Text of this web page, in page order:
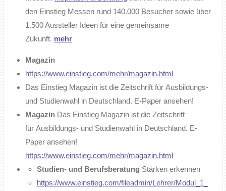
den Einstieg Messen rund 140.000 Besucher sowie über
1.500 Aussteller Ideen für eine gemeinsame
Zukunft. mehr
Magazin
https://www.einstieg.com/mehr/magazin.html
Das Einstieg Magazin ist die Zeitschrift für Ausbildungs-
und Studienwahl in Deutschland. E-Paper ansehen!
Magazin Das Einstieg Magazin ist die Zeitschrift
für Ausbildungs- und Studienwahl in Deutschland. E-
Paper ansehen!
https://www.einstieg.com/mehr/magazin.html
Studien- und Berufsberatung Stärken erkennen
https://www.einstieg.com/fileadmin/Lehrer/Modul_1_